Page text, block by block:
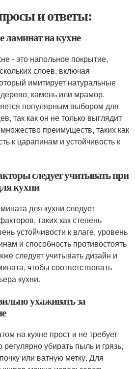
и ответы:
ламинат на кухне
- это напольное покрытие,
слоев, включая
имитирует натуральные
камень или мрамор.
популярным выбором для
так как он не только выглядит
преимуществ, таких как
к царапинам и устойчивость к
следует учитывать при
кухни
для кухни следует
таких как степень
устойчивости к влаге, уровень
и способность противостоять
следует учитывать дизайн и
чтобы соответствовать
кухни.
ухаживать за
на кухне прост и не требует
убирать пыль и грязь,
или ватную метку. Для